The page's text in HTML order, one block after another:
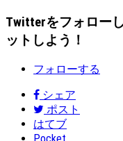
Twitterをフォロー
ットしよう！
フォローする
シェア
ポスト
はてブ